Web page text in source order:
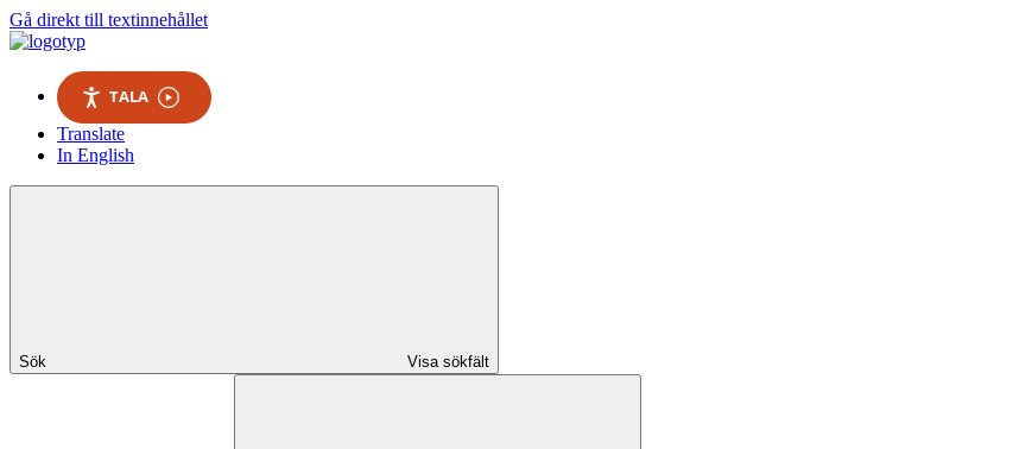
Gå direkt till textinnehållet
TALA
Translate
In English
Sök Visa sökfält